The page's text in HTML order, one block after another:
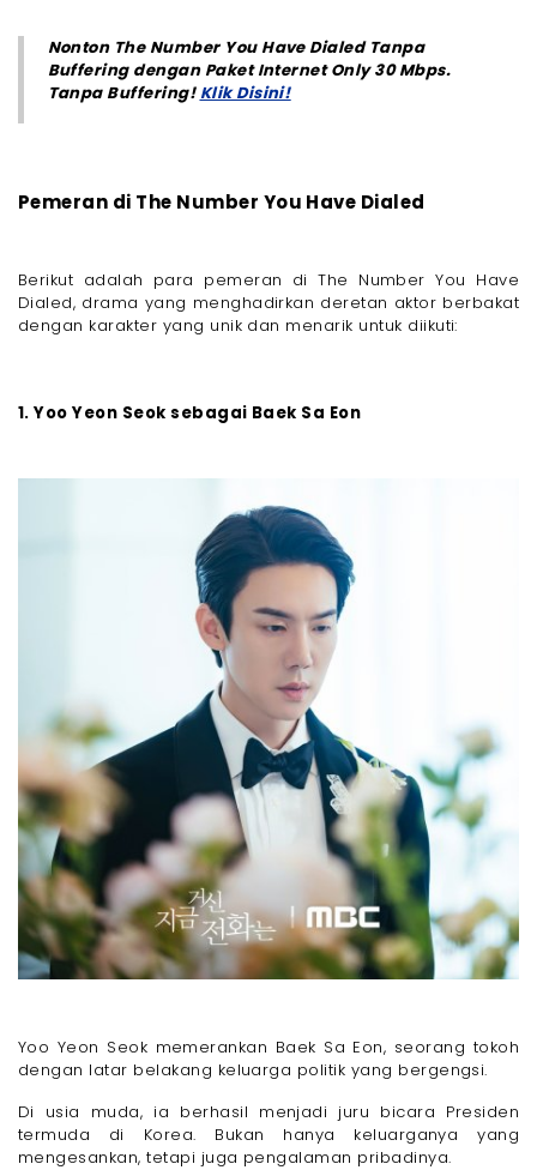
Nonton The Number You Have Dialed Tanpa
Buffering dengan Paket Internet Only 30 Mbps.
Tanpa Buffering! Klik Disini!
Pemeran di The Number You Have Dialed
Berikut adalah para pemeran di The Number You Have
Dialed, drama yang menghadirkan deretan aktor berbakat
dengan karakter yang unik dan menarik untuk diikuti:
1. Yoo Yeon Seok sebagai Baek Sa Eon
Yoo Yeon Seok memerankan Baek Sa Eon, seorang tokoh
dengan latar belakang keluarga politik yang bergengsi.
Di usia muda, ia berhasil menjadi juru bicara Presiden
termuda di Korea. Bukan hanya keluarganya yang
mengesankan, tetapi juga pengalaman pribadinya.